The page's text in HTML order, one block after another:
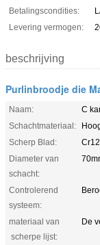
Betalingscondities:
Levering vermogen:
beschrijving
Purlinbroodje die
Naam:
C
Schachtmateriaal:
Scherp Blad:
Diameter van
schacht:
Controlerend
systeem:
materiaal van
scherpe lijst:
De